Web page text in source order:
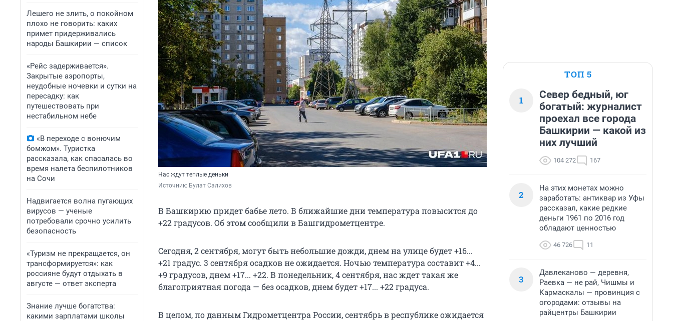
Лешего не злить, о покойном
плохо не говорить: каких
примет придерживались
народы Башкирии — список
«Рейс задерживается».
Закрытые аэропорты,
неудобные ночевки и сутки на
пересадку: как
путешествовать при
нестабильном небе
«В переходе с вонючим
бомжом». Туристка
рассказала, как спасалась во
время налета беспилотников
на Сочи
Надвигается волна пугающих
вирусов — ученые
потребовали срочно усилить
безопасность
«Туризм не прекращается, он
трансформируется»: как
россияне будут отдыхать в
августе — ответ эксперта
Знание лучше богатства:
какими зарплатами школы
Нас ждут теплые деньки
Источник: Булат Салихов
В Башкирию придет бабье лето. В ближайшие дни температура повысится до
+22 градусов. Об этом сообщили в Башгидрометцентре.
Сегодня, 2 сентября, могут быть небольшие дожди, днем на улице будет +16...
+21 градус. 3 сентября осадков не ожидается. Ночью температура составит +4...
+9 градусов, днем +17... +22. В понедельник, 4 сентября, нас ждет такая же
благоприятная погода — без осадков, днем будет +17... +22 градуса.
В целом, по данным Гидрометцентра России, сентябрь в республике ожидается
ТОП 5
1
Север бедный, юг
богатый: журналист
проехал все города
Башкирии — какой из
них лучший
104 272 167
2
На этих монетах можно
заработать: антиквар из Уфы
рассказал, какие редкие
деньги 1961 по 2016 год
обладают ценностью
46 726 11
3
Давлеканово — деревня,
Раевка — не рай, Чишмы и
Кармаскалы — провинция с
огородами: отзывы на
райцентры Башкирии